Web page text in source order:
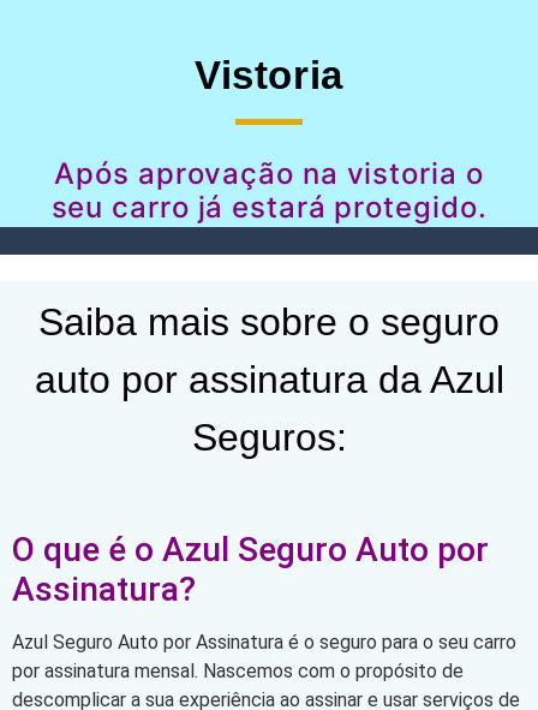
Vistoria
Após aprovação na vistoria o
seu carro já estará protegido.
Saiba mais sobre o seguro
auto por assinatura da Azul
Seguros:
O que é o Azul Seguro Auto por
Assinatura?
Azul Seguro Auto por Assinatura é o seguro para o seu carro
por assinatura mensal. Nascemos com o propósito de
descomplicar a sua experiência ao assinar e usar serviços de